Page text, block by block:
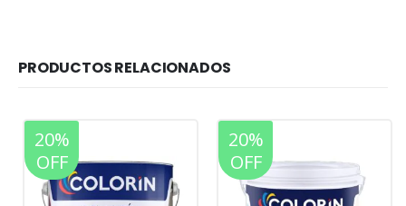
PRODUCTOS RELACIONADOS
20%
OFF
20%
OFF